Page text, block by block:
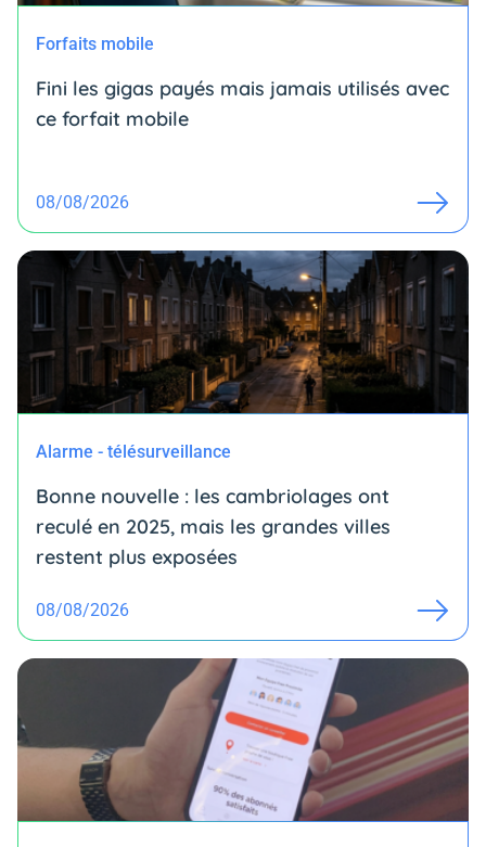
Forfaits mobile
Fini les gigas payés mais jamais utilisés avec
ce forfait mobile
08/08/2026
Alarme - télésurveillance
Bonne nouvelle : les cambriolages ont
reculé en 2025, mais les grandes villes
restent plus exposées
08/08/2026